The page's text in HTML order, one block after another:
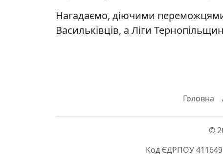
Нагадаємо, діючими переможцями
Васильківців, а Ліги
Головна
©
Код ЄДРПОУ